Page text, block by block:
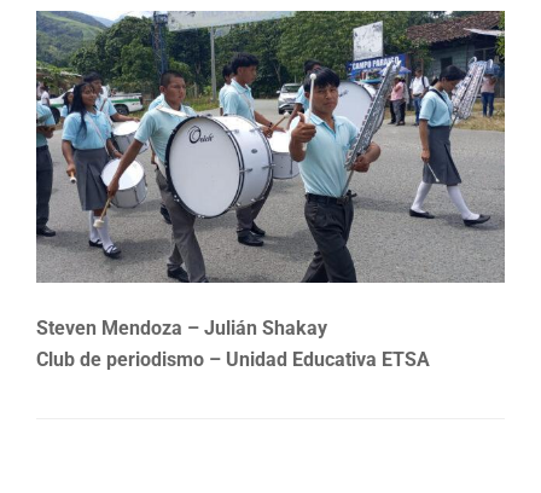
Steven Mendoza – Julián Shakay
Club de periodismo – Unidad Educativa ETSA